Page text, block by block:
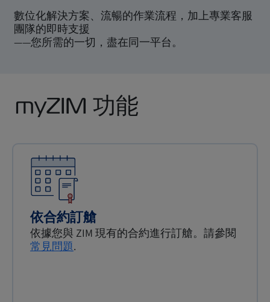
數位化解決方案、流暢的作業流程，加上專業客服
團隊的即時支援
——您所需的一切，盡在同一平台。
myZIM 功能
依合約訂艙
依據您與 ZIM 現有的合約進行訂艙。請參閱
常見問題.